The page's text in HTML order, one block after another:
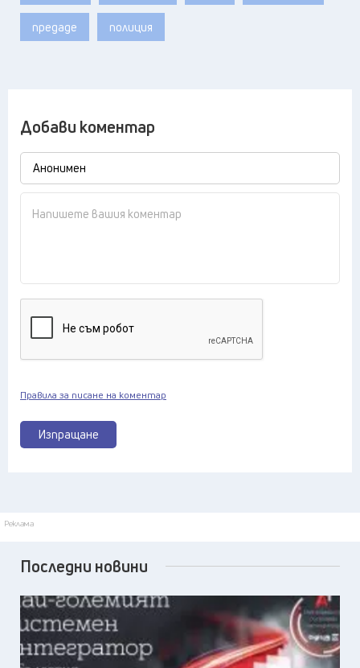
предаде полиция
Добави коментар
Изпращане
Правила за писане на коментар
Реклама
Последни новини